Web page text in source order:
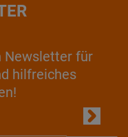
Newsletter für
hilfreiches